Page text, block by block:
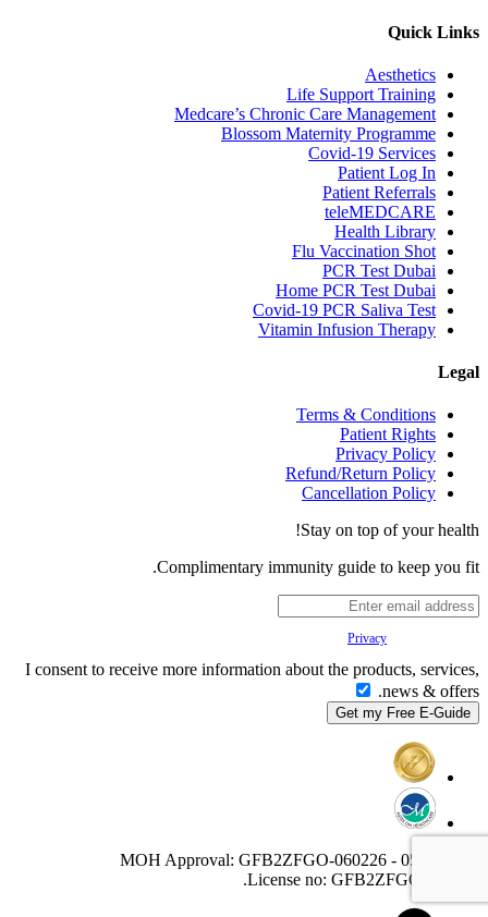
Quick Links
Aesthetics
Life Support Training
Medcare’s Chronic Care Management
Blossom Maternity Programme
Covid-19 Services
Patient Log In
Patient Referrals
teleMEDCARE
Health Library
Flu Vaccination Shot
PCR Test Dubai
Home PCR Test Dubai
Covid-19 PCR Saliva Test
Vitamin Infusion Therapy
Legal
Terms & Conditions
Patient Rights
Privacy Policy
Refund/Return Policy
Cancellation Policy
Stay on top of your health!
Complimentary immunity guide to keep you fit.
Privacy
I consent to receive more information about the products, services,
news & offers.
MOH Approval: GFB2ZFGO-060226 - 05/02/2027
License no: GFB2ZFGO-060226.